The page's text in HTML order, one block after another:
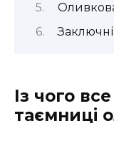
Із чого
таємниці